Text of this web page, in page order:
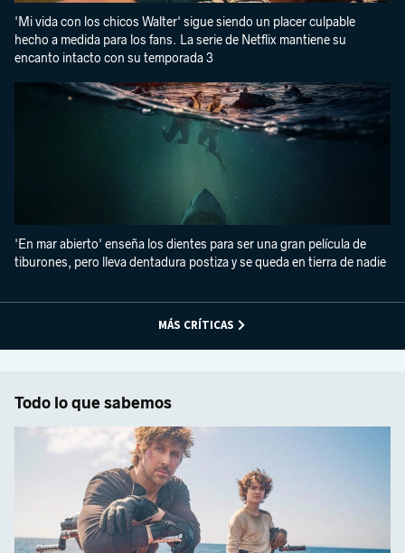
'Mi vida con los chicos Walter' sigue siendo un placer culpable
hecho a medida para los fans. La serie de Netflix mantiene su
encanto intacto con su temporada 3
'En mar abierto' enseña los dientes para ser una gran película de
tiburones, pero lleva dentadura postiza y se queda en tierra de nadie
MÁS CRÍTICAS
Todo lo que sabemos